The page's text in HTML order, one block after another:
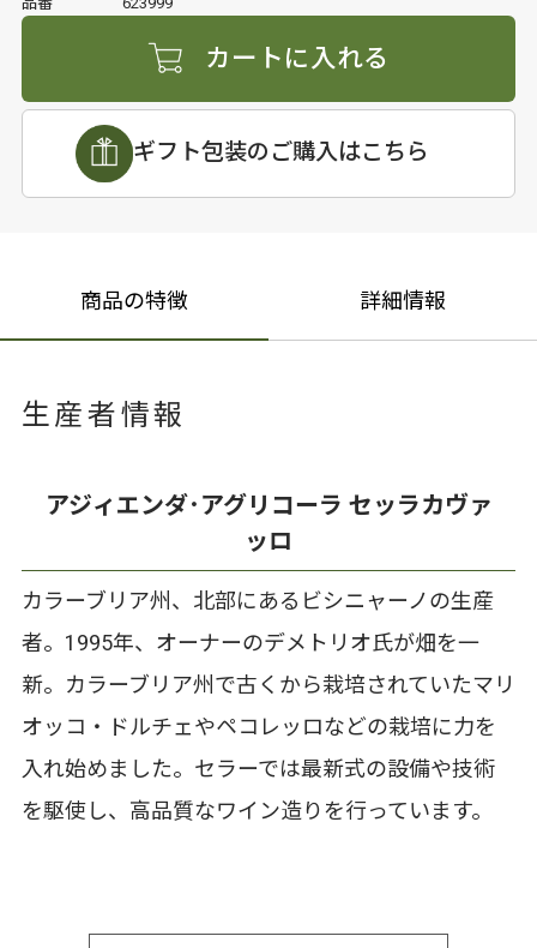
カートに入れる
ギフト包装のご購入はこちら
商品の特徴 詳細情報
生産者情報
アジィエンダ･アグリコーラ セッラカヴァ
ッロ
カラーブリア州、北部にあるビシニャーノの生産
者。1995年、オーナーのデメトリオ氏が畑を一
新。カラーブリア州で古くから栽培されていたマリ
オッコ・ドルチェやペコレッロなどの栽培に力を
入れ始めました。セラーでは最新式の設備や技術
を駆使し、高品質なワイン造りを行っています。